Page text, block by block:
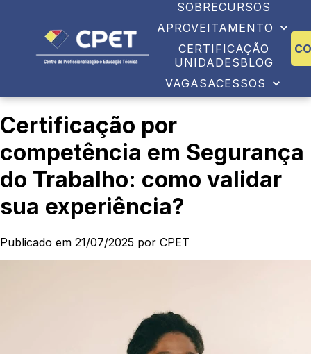
SOBRECURSOS
APROVEITAMENTO
CERTIFICAÇÃO
UNIDADESBLOG
VAGASACESSOS
Certificação por
competência em Segurança
do Trabalho: como validar
sua experiência?
Publicado em 21/07/2025 por CPET